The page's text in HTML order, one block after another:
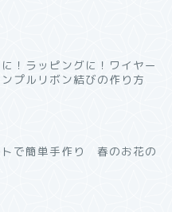
！ラッピングに！ワイヤー
プルリボン結びの作り方
トで簡単手作り 春のお花の